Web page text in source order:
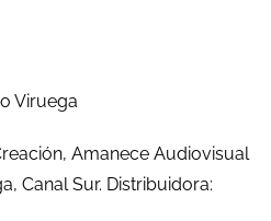
Viruega
Amanece Audiovisual
Canal Sur. Distribuidora: